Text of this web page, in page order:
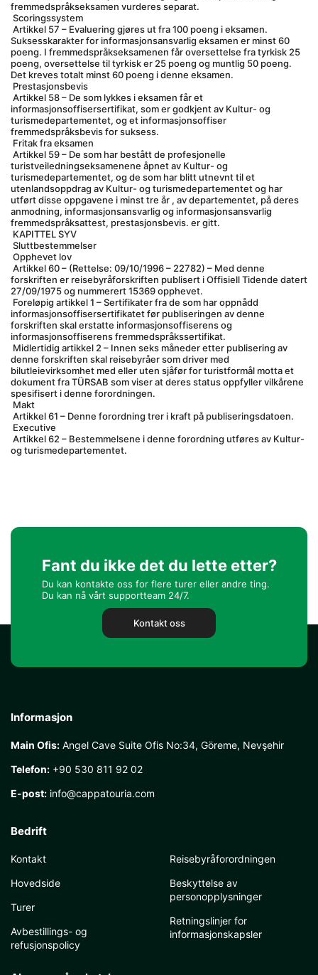
fremmedspråkseksamen vurderes separat.
Scoringssystem
Suksesskarakter for informasjonsansvarlig eksamen er minst 60
poeng. I fremmedspråkseksamenen får oversettelse fra tyrkisk 25
poeng, oversettelse til tyrkisk er 25 poeng og muntlig 50 poeng.
Det kreves totalt minst 60 poeng i denne eksamen.
Prestasjonsbevis
informasjonsoffisersertifikat, som er godkjent av Kultur- og
turismedepartementet, og et informasjonsoffiser
fremmedspråksbevis for suksess.
Fritak fra eksamen
turistveiledningseksamenene åpnet av Kultur- og
turismedepartementet, og de som har blitt utnevnt til et
utenlandsoppdrag av Kultur- og turismedepartementet og har
utført disse oppgavene i minst tre år , av departementet, på deres
anmodning, informasjonsansvarlig og informasjonsansvarlig
fremmedspråksattest, prestasjonsbevis. er gitt.
KAPITTEL SYV
Sluttbestemmelser
Opphevet lov
forskriften er reisebyråforskriften publisert i Offisiell Tidende datert
27/09/1975 og nummerert 15369 opphevet.
informasjonsoffisersertifikatet før publiseringen av denne
forskriften skal erstatte informasjonsoffiserens og
informasjonsoffiserens fremmedspråkssertifikat.
denne forskriften skal reisebyråer som driver med
bilutleievirksomhet med eller uten sjåfør for turistformål motta et
dokument fra TÜRSAB som viser at deres status oppfyller vilkårene
spesifisert i denne forordningen.
Makt
Artikkel 61 – Denne forordning trer i kraft på publiseringsdatoen.
Executive
og turismedepartementet.
Fant du ikke det du lette etter?
Du kan kontakte oss for flere turer eller andre ting.
Du kan nå vårt supportteam 24/7.
Kontakt oss
Informasjon
Main Ofis: Angel Cave Suite Ofis No:34, Göreme, Nevşehir
Telefon: +90 530 811 92 02
E-post: info@cappatouria.com
Bedrift
Kontakt
Hovedside
Turer
Avbestillings- og
refusjonspolicy
Reisebyråforordningen
Beskyttelse av
personopplysninger
Retningslinjer for
informasjonskapsler